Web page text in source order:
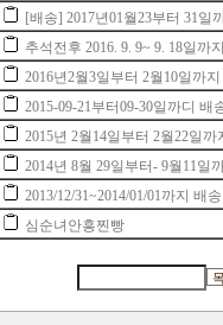
[배송] 2017년01월23부터 31일
추석전후 2016. 9. 9~ 9. 18일까
2016년2월3일부터 2월10일까
2015-09-21부터09-30일까디
2015년 2월14일부터 2월22일까
2014년 8월 29일부터- 9월11일
2013/12/31~2014/01/01까지 배
심순녀안흥찐빵